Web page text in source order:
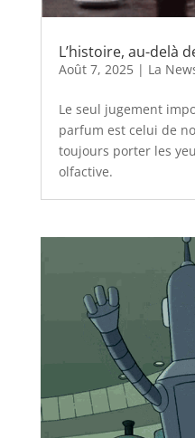
L’histoire, au-delà
Août 7, 2025| La
Le seul jugement
parfum est celui de
toujours porter les
olfactive.